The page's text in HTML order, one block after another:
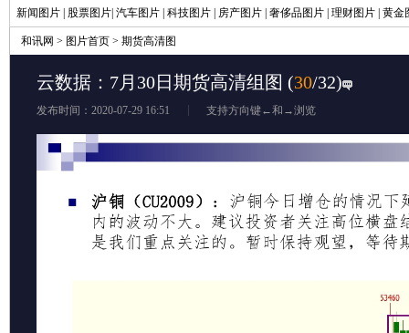
新闻图片 股票图片 汽车图片 科技图片 房产图片 奢侈品图片 理财图片 黄金
和讯网 > 图片首页 > 期货高清图
云数据：7月30日期货高清组图 (30/32)
发布时间：2020-07-29 16:51 支持方向键←和→浏览